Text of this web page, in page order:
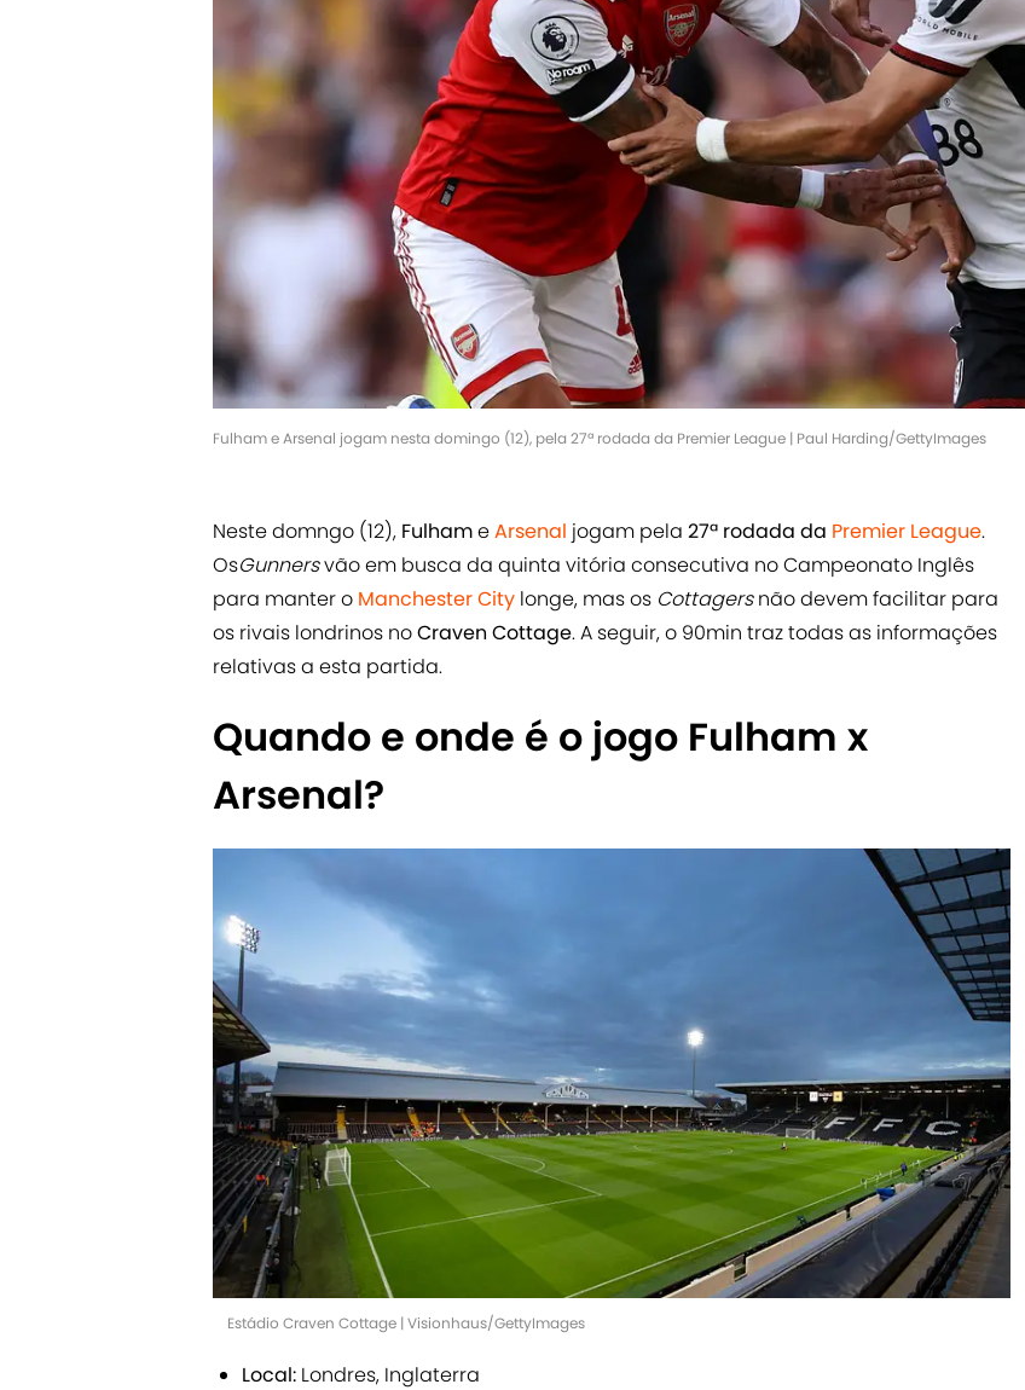
Fulham e Arsenal jogam nesta domingo (12), pela 27ª rodada da Premier League | Paul Harding/GettyImages
Neste domngo (12), FulhameArsenal jogam pela 27ª rodada da Premier League.
OsGunnersvão em busca da quinta vitória consecutiva no Campeonato Inglês
para manter o Manchester City longe, mas os Cottagersnão devem facilitar para
os rivais londrinos noCraven Cottage. A seguir, o 90min traz todas as informações
relativas a esta partida.
Quando e onde é o jogo Fulham x
Arsenal?
Estádio Craven Cottage | Visionhaus/GettyImages
Local: Londres, Inglaterra